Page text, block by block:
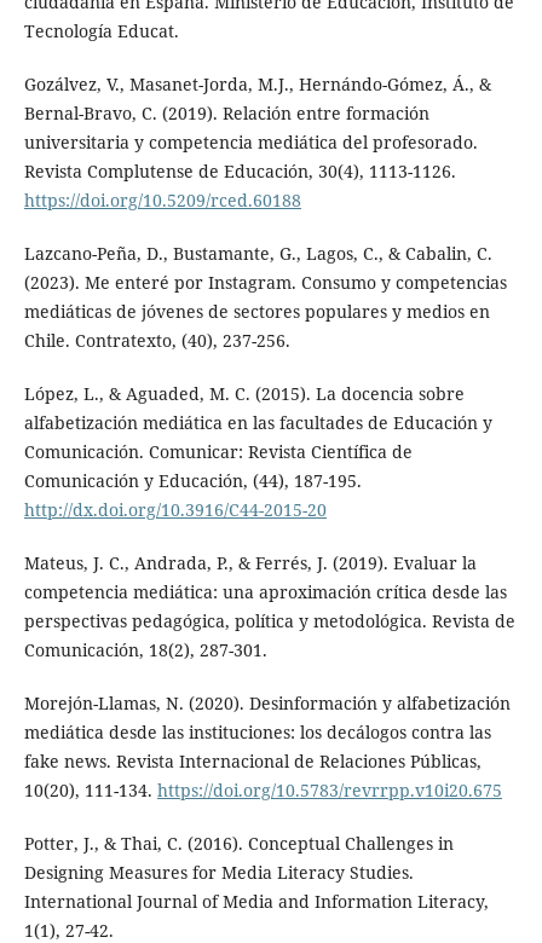
Tecnología Educat.
Gozálvez, V., Masanet-Jorda, M.J., Hernándo-Gómez, Á., &
Bernal-Bravo, C. (2019). Relación entre formación
universitaria y competencia mediática del profesorado.
Revista Complutense de Educación, 30(4), 1113-1126.
https://doi.org/10.5209/rced.60188
Lazcano-Peña, D., Bustamante, G., Lagos, C., & Cabalin, C.
(2023). Me enteré por Instagram. Consumo y competencias
mediáticas de jóvenes de sectores populares y medios en
Chile. Contratexto, (40), 237-256.
López, L., & Aguaded, M. C. (2015). La docencia sobre
alfabetización mediática en las facultades de Educación y
Comunicación. Comunicar: Revista Científica de
Comunicación y Educación, (44), 187-195.
http://dx.doi.org/10.3916/C44-2015-20
Mateus, J. C., Andrada, P., & Ferrés, J. (2019). Evaluar la
competencia mediática: una aproximación crítica desde las
perspectivas pedagógica, política y metodológica. Revista de
Comunicación, 18(2), 287-301.
Morejón-Llamas, N. (2020). Desinformación y alfabetización
mediática desde las instituciones: los decálogos contra las
fake news. Revista Internacional de Relaciones Públicas,
10(20), 111-134. https://doi.org/10.5783/revrrpp.v10i20.675
Potter, J., & Thai, C. (2016). Conceptual Challenges in
Designing Measures for Media Literacy Studies.
International Journal of Media and Information Literacy,
1(1), 27-42.